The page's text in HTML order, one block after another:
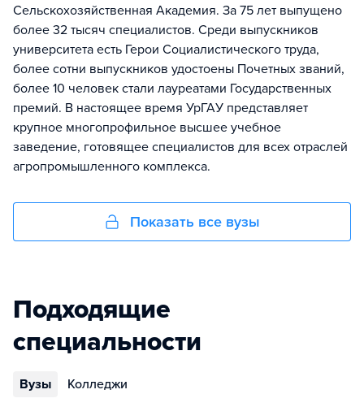
Сельскохозяйственная Академия. За 75 лет выпущено
более 32 тысяч специалистов. Среди выпускников
университета есть Герои Социалистического труда,
более сотни выпускников удостоены Почетных званий,
более 10 человек стали лауреатами Государственных
премий. В настоящее время УрГАУ представляет
крупное многопрофильное высшее учебное
заведение, готовящее специалистов для всех отраслей
агропромышленного комплекса.
Показать все вузы
Подходящие
специальности
Вузы Колледжи